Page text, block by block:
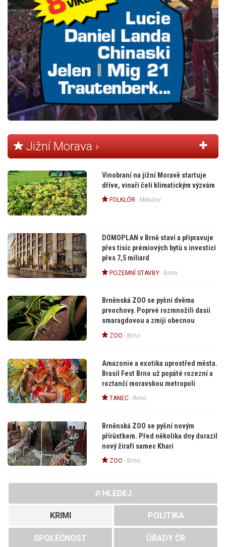
Jižní Morava ›
Vinobraní na jižní Moravě startuje
dříve, vinaři čelí klimatickým výzvám
FOLKLÓR- Mikulov
DOMOPLAN v Brně staví a připravuje
přes tisíc prémiových bytů s investicí
přes 7,5 miliard
POZEMNÍ STAVBY- Brno
Brněnská ZOO se pyšní dvěma
prvochovy. Poprvé rozmnožili dasii
smaragdovou a zmiji obecnou
ZOO - Brno
Amazonie a exotika uprostřed města.
Brasil Fest Brno už popáté rozezní a
roztančí moravskou metropoli
TANEC- Brno
Brněnská ZOO se pyšní novým
přírůstkem. Před několika dny dorazil
nový žirafí samec Khari
ZOO - Brno
HLEDEJ
KRIMI POLITIKA
SPOLEČNOST ÚŘADY ČR